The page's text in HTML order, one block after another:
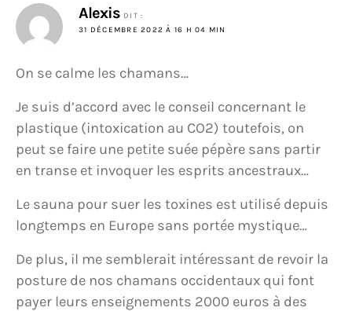
Alexis DIT :
31 DÉCEMBRE 2022 À 16 H 04 MIN
On se calme les chamans…
Je suis d’accord avec le conseil concernant le
plastique (intoxication au CO2) toutefois, on
peut se faire une petite suée pépère sans partir
en transe et invoquer les esprits ancestraux…
Le sauna pour suer les toxines est utilisé depuis
longtemps en Europe sans portée mystique…
De plus, il me semblerait intéressant de revoir la
posture de nos chamans occidentaux qui font
payer leurs enseignements 2000 euros à des